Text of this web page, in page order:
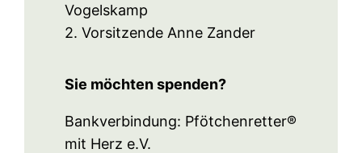
Vogelskamp
2. Vorsitzende Anne Zander
Sie möchten spenden?
Bankverbindung: Pfötchenretter®
mit Herz e.V.